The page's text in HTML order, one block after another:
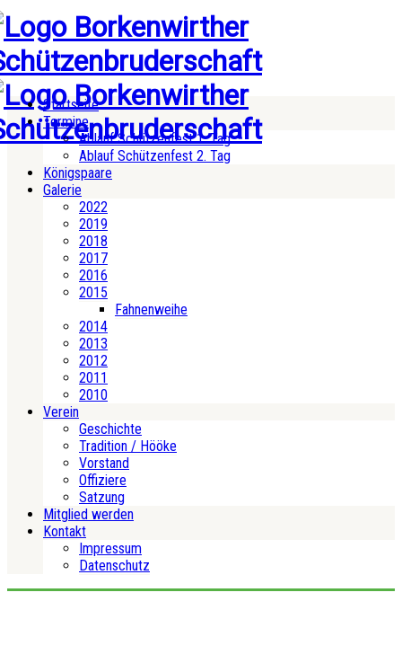
Startseite
Termine
Ablauf Schützenfest 1. Tag
Ablauf Schützenfest 2. Tag
Königspaare
Galerie
2022
2019
2018
2017
2016
2015
Fahnenweihe
2014
2013
2012
2011
2010
Verein
Geschichte
Tradition / Hööke
Vorstand
Offiziere
Satzung
Mitglied werden
Kontakt
Impressum
Datenschutz